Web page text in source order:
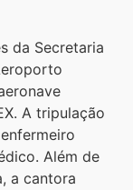
da Secretaria
A tripulação
Além de
a cantora